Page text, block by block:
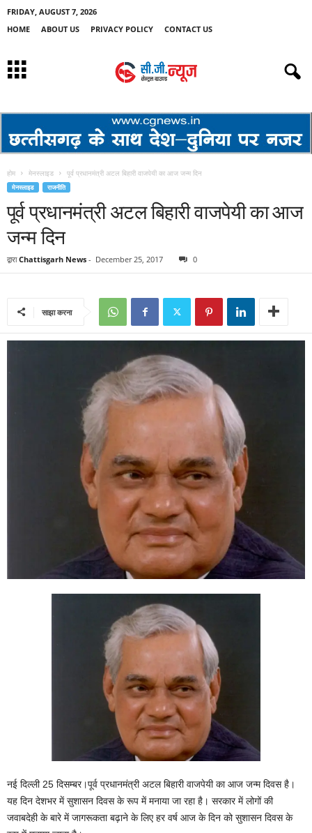
FRIDAY, AUGUST 7, 2026
HOME
ABOUT US PRIVACY POLICY CONTACT US
होम मेनस्लाइड पूर्व प्रधानमंत्री अटल बिहारी वाजपेयी का आज जन्म दिन
मेनस्लाइड राजनीति
पूर्व प्रधानमंत्री अटल बिहारी वाजपेयी का आज
जन्म दिन
द्वारा Chattisgarh News - December 25, 2017 0
साझा करना
नई दिल्ली 25 दिसम्बर।पूर्व प्रधानमंत्री अटल बिहारी वाजपेयी का आज जन्म दिवस है।
यह दिन देशभर में सुशासन दिवस के रूप में मनाया जा रहा है। सरकार में लोगों की
जवाबदेही के बारे में जागरूकता बढ़ाने के लिए हर वर्ष आज के दिन को सुशासन दिवस के